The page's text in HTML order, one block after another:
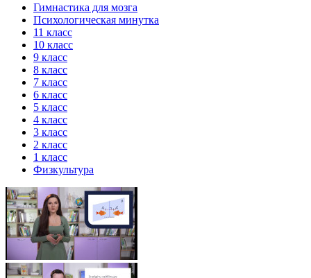
Гимнастика для мозга
Психологическая минутка
11 класс
10 класс
9 класс
8 класс
7 класс
6 класс
5 класс
4 класс
3 класс
2 класс
1 класс
Физкультура